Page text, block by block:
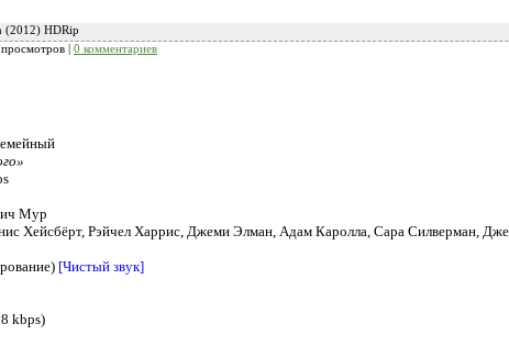
(2012) HDRip
| 0 комментариев
Мур
Хейсбёрт, Рэйчел Харрис, Джеми Элман, Адам Каролла, Сара Силверман,
[Чистый звук]
kbps)